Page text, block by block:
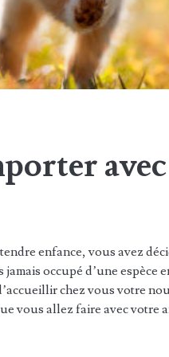
enfance, vous avez
occupé d’une espèce
chez vous votre
vous allez faire avec votre